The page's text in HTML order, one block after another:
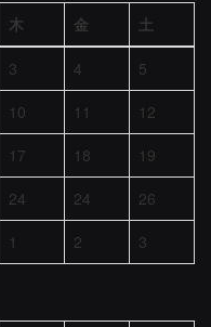
木 金 土
3 4
5
10 11
12
17 18
19
24 24
26
1 2 3